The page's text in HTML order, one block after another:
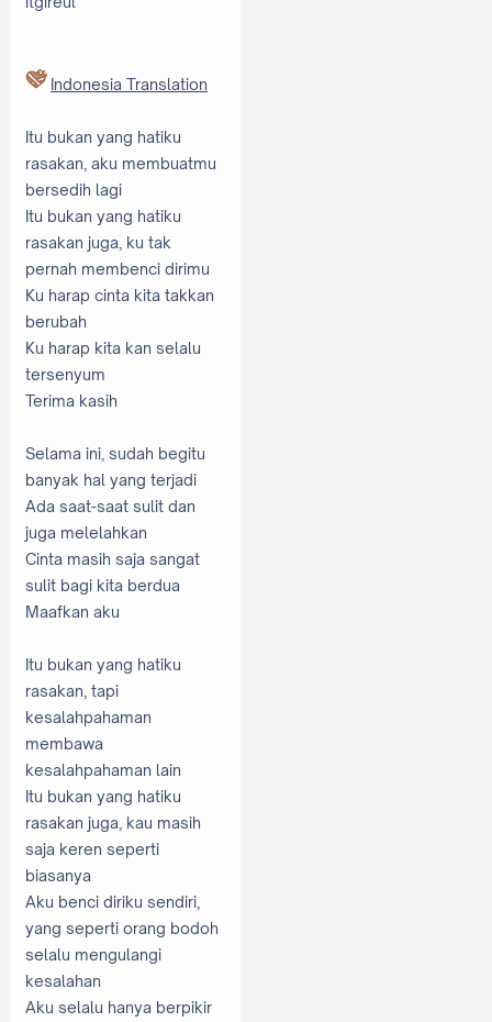
Indonesia Translation
Itu bukan yang hatiku
rasakan, aku membuatmu
bersedih lagi
Itu bukan yang hatiku
rasakan juga, ku tak
pernah membenci dirimu
Ku harap cinta kita takkan
berubah
Ku harap kita kan selalu
tersenyum
Terima kasih
Selama ini, sudah begitu
banyak hal yang terjadi
Ada saat-saat sulit dan
juga melelahkan
Cinta masih saja sangat
sulit bagi kita berdua
Maafkan aku
Itu bukan yang hatiku
rasakan, tapi
kesalahpahaman
membawa
kesalahpahaman lain
Itu bukan yang hatiku
rasakan juga, kau masih
saja keren seperti
biasanya
Aku benci diriku sendiri,
yang seperti orang bodoh
selalu mengulangi
kesalahan
Aku selalu hanya berpikir